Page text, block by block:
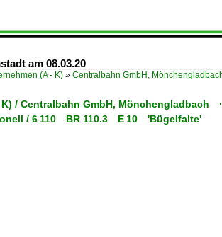
am 08.03.20
(A - K) » Centralbahn GmbH,
/ Centralbahn GmbH, Mönchengladbach
/ 6 110 BR 110.3 E 10 'Bügelfalte'